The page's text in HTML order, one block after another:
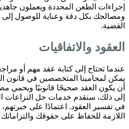
إجراءات الطعن المحددة ويعملون
ومصالحك بكل دقة وعناية للوصول
القضية.
العقود والاتفاقيات
عندما تحتاج إلى كتابة عقد مهم أو
يمكن لمحامينا المتخصصين في قانون
أن يكون العقد صحيحًا قانونيًا ويحمي
إلى ذلك، ستقدم خدمات حل النزاعات
في تفسير العقود. اعتمادًا على
اللازمة للحفاظ على حقوقك